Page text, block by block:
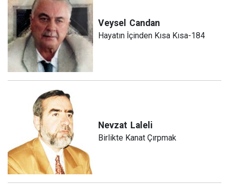
Veysel Candan
Hayatın İçinden Kısa Kısa-184
Nevzat Laleli
Birlikte Kanat Çırpmak